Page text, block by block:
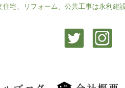
宅、リフォーム、公共工事は永利建